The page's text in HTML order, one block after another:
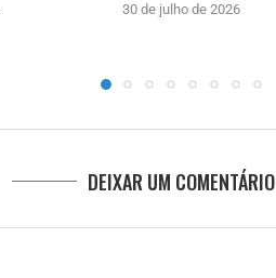
30 de julho de 2026
DEIXAR UM COMENTÁRIO